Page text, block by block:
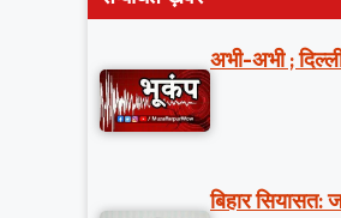
अभी-अभी ;
बिहार सियासत: